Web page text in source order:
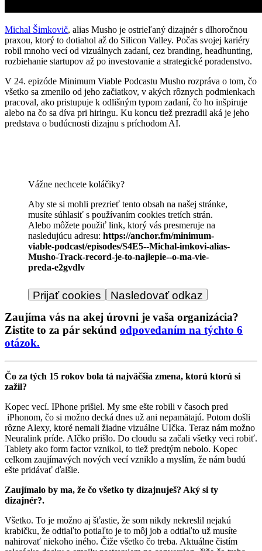
Michal Šimkovič, alias Musho je ostrieľaný dizajnér s dlhoročnou
praxou, ktorý to dotiahol až do Silicon Valley. Počas svojej kariéry
robil mnoho vecí od vizuálnych zadaní, cez branding, headhunting,
rozbiehanie startupov až po investovanie a strategické poradenstvo.
V 24. epizóde Minimum Viable Podcastu Musho rozpráva o tom, čo
všetko sa zmenilo od jeho začiatkov, v akých rôznych podmienkach
pracoval, ako pristupuje k odlišným typom zadaní, čo ho inšpiruje
alebo na čo sa díva pri hiringu. Ku koncu tiež prezradil aká je jeho
predstava o budúcnosti dizajnu s príchodom AI.
Vážne nechcete koláčiky?
Aby ste si mohli prezrieť tento obsah na našej stránke,
musíte súhlasiť s používaním cookies tretích strán.
Alebo môžete použiť link, ktorý vás presmeruje na
nasledujúcu adresu: https://anchor.fm/minimum-
viable-podcast/episodes/S4E5--Michal-imkovi-alias-
Musho-Track-record-je-to-najlepie--o-ma-vie-
preda-e2gvdlv
Prijať cookies
Nasledovať odkaz
Zaujíma vás na akej úrovni je vaša organizácia?
Zistite to za pár sekúnd odpovedaním na týchto 6
otázok.
Čo za tých 15 rokov bola tá najväčšia zmena, ktorú ktorú si
zažil?
Kopec vecí. IPhone prišiel. My sme ešte robili v časoch pred
iPhonom, čo si možno decká dnes už ani nepamätajú. Potom došli
rôzne Alexy, ktoré nemali žiadne vizuálne UIčka. Teraz nám možno
Neuralink príde. AIčko prišlo. Do cloudu sa začali všetky veci robiť.
Tablety ako form factor vznikol, to tiež predtým nebolo. Kopec
celkom zaujímavých nových vecí vzniklo a myslím, že nám budú
ešte pridávať ďalšie.
Zaujímalo by ma, že čo všetko ty dizajnuješ? Aký si ty
dizajnér?.
Všetko. To je možno aj šťastie, že som nikdy nekreslil nejakú
krabičku, že odtiaľto potiaľto je to môj job a odtiaľto už musíte
nahirovať niekoho iného. Čiže všetko čo treba. Aktuálne čistím